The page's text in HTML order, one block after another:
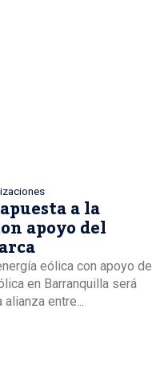
a la
apoyo del
eólica con apoyo de
en Barranquilla será
entre...